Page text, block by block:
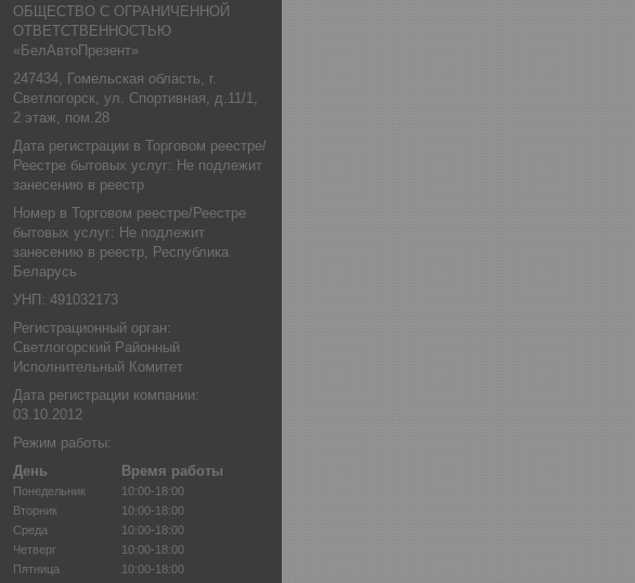
ОБЩЕСТВО С ОГРАНИЧЕННОЙ
ОТВЕТСТВЕННОСТЬЮ
«БелАвтоПрезент»
247434, Гомельская область, г.
Светлогорск, ул. Спортивная, д.11/1,
2 этаж, пом.28
Дата регистрации в Торговом реестре/
Реестре бытовых услуг: Не подлежит
занесению в реестр
Номер в Торговом реестре/Реестре
бытовых услуг: Не подлежит
занесению в реестр, Республика
Беларусь
УНП: 491032173
Регистрационный орган:
Светлогорский Районный
Исполнительный Комитет
Дата регистрации компании:
03.10.2012
Режим работы:
День
Время работы
Понедельник
10:00-18:00
Вторник
10:00-18:00
Среда
10:00-18:00
Четверг
10:00-18:00
Пятница
10:00-18:00